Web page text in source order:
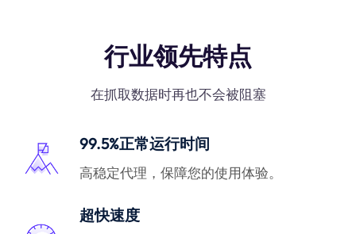
行业领先特点
在抓取数据时再也不会被阻塞
99.5%正常运行时间
高稳定代理，保障您的使用体验。
超快速度